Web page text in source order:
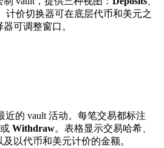
计价切换器可在底层代币和美元之
可调整窗口。
近的 vault 活动。每笔交易都标注
或 Withdraw。表格显示交易哈希、
以代币和美元计价的金额。